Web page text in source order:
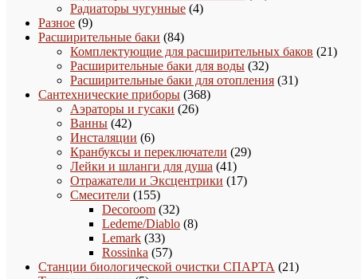
Радиаторы чугунные 44
Разное 99
товаров
Расширительные баки 8484
товара
Комплектующие для расширительных баков 2121
Расширительные баки для воды 3232
товара
Расширительные баки для отопления 3131
Сантехнические приборы 368368
Аэраторы и гусаки 2626
Ванны 4242
товара
Инсталяции 66
товаров
Кранбуксы и переключатели 2929
Лейки и шланги для душа 4141
товар
Отражатели и Эксцентрики 1717
Смесители 155155
товаров
Decoroom 3232
товара
Ledeme/Diablo 88
Lemark 3333
товара
Rossinka 5757
товаров
Станции биологической очистки СПАРТА 2121